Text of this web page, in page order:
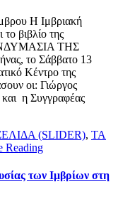
Η Ιμβριακή
βιβλίο της
ΤΗΣ
το Σάββατο 13
Κέντρο της
οι: Γιώργος
η Συγγραφέας
(SLIDER), ΤΑ
Reading
των Ιμβρίων στη